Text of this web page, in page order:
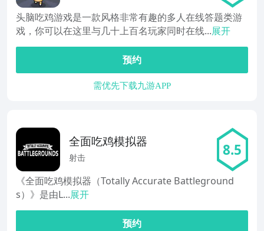
头脑吃鸡游戏是一款风格非常有趣的多人在线答题类游
戏，你可以在这里与几十上百名玩家同时在线...展开
预约
需优先下载九游APP
全面吃鸡模拟器
射击 8.5
《全面吃鸡模拟器（Totally Accurate Battleground
s）》是由L...展开
预约